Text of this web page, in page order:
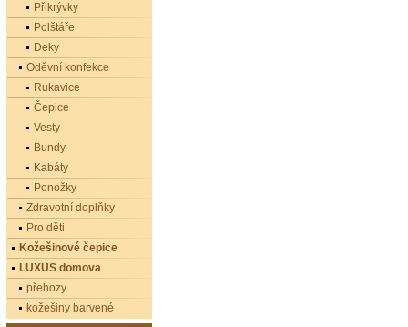
Přikrývky
Polštáře
Deky
Oděvní konfekce
Rukavice
Čepice
Vesty
Bundy
Kabáty
Ponožky
Zdravotní doplňky
Pro děti
Kožešinové čepice
LUXUS domova
přehozy
kožešiny barvené